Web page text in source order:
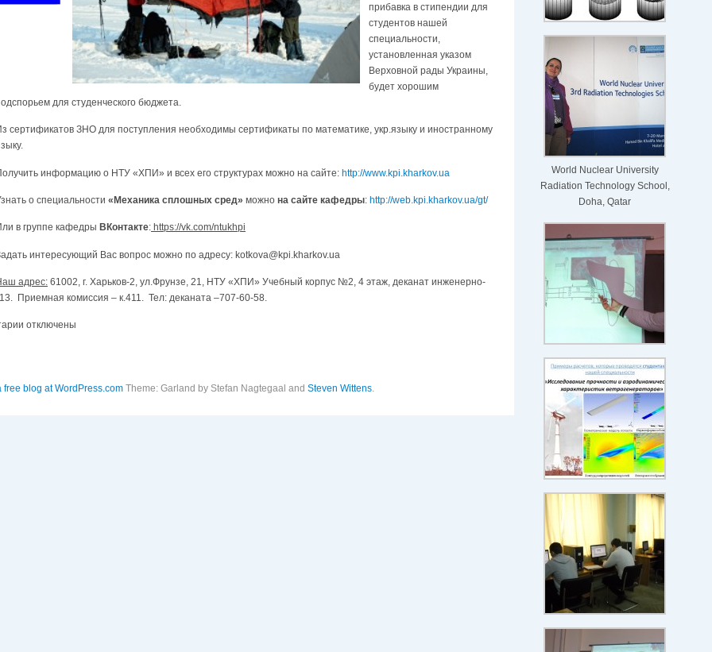
прибавка в стипендии для
студентов нашей
специальности,
установленная указом
Верховной рады Украины,
будет хорошим
для студенческого бюджета.
сертификатов ЗНО для поступления необходимы сертификаты по математике, укр.языку и иностранному
информацию о НТУ «ХПИ» и всех его структурах можно на сайте: http://www.kpi.kharkov.ua
о специальности «Механика сплошных сред» можно на сайте кафедры: http://web.kpi.kharkov.ua/gt/
в группе кафедры ВКонтакте: https://vk.com/ntukhpi
интересующий Вас вопрос можно по адресу: kotkova@kpi.kharkov.ua
адрес: 61002, г. Харьков-2, ул.Фрунзе, 21, НТУ «ХПИ» Учебный корпус №2, 4 этаж, деканат инженерно-
Приемная комиссия – к.411. Тел: деканата –707-60-58.
котключены
free blog at WordPress.com Theme: Garland by Stefan Nagtegaal and Steven Wittens.
World Nuclear University
Radiation Technology School,
Doha, Qatar